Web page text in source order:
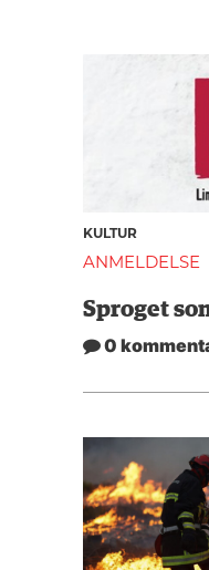
KULTUR
ANMELDELSE
Sproget
0